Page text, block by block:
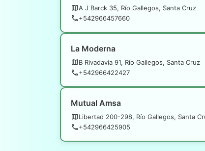
A J Barck 35, Río Gallegos, Santa Cruz
+542966457660
La Moderna
B Rivadavia 91, Río Gallegos, Santa Cruz
+542966422427
Mutual Amsa
Libertad 200-298, Río Gallegos, Santa
+542966425905